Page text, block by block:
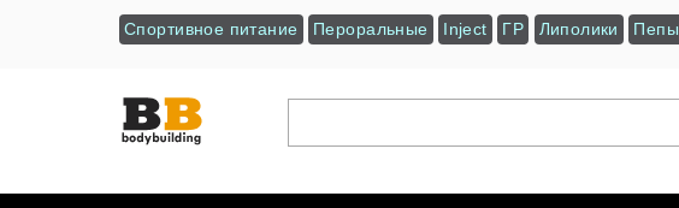
Спортивное питание Пероральные Inject ГР Липолики Пепы